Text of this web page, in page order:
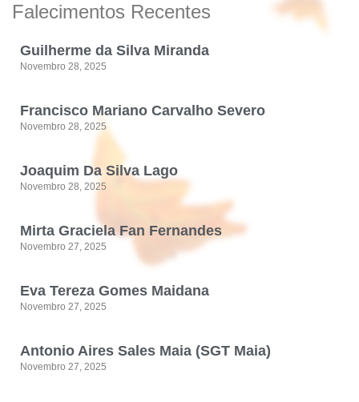
Falecimentos Recentes
Guilherme da Silva Miranda
Novembro 28, 2025
Francisco Mariano Carvalho Severo
Novembro 28, 2025
Joaquim Da Silva Lago
Novembro 28, 2025
Mirta Graciela Fan Fernandes
Novembro 27, 2025
Eva Tereza Gomes Maidana
Novembro 27, 2025
Antonio Aires Sales Maia (SGT Maia)
Novembro 27, 2025